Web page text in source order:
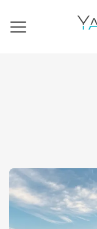
Navigation